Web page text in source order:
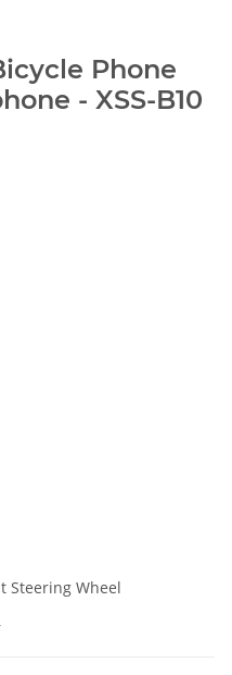
Phone
- XSS-B10
Steering Wheel